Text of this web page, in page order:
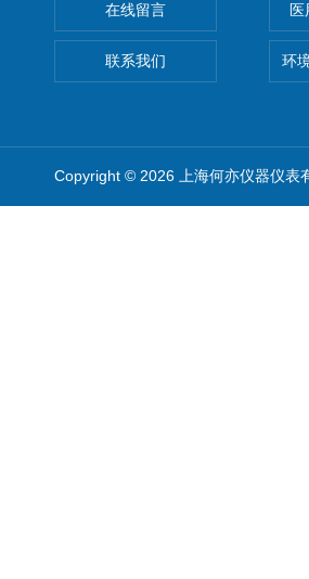
在线留言
联系我们 环
Copyright © 2026 上海何亦仪器仪表